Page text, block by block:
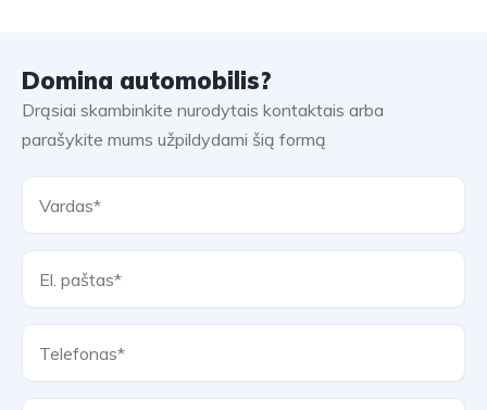
Domina automobilis?
Drąsiai skambinkite nurodytais kontaktais arba
parašykite mums užpildydami šią formą